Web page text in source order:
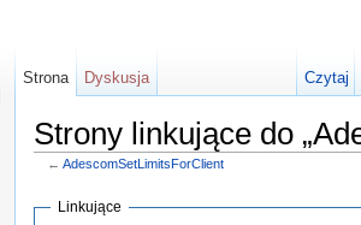
Strony linkujące do
← AdescomSetLimitsForClient
Linkujące
Strona Dyskusja Czytaj